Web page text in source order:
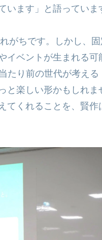
ます」と語っていま
がちです。しかし、
イベントが生まれる可
り前の世代が考える
と楽しい形かもしれま
てくれることを、賢作